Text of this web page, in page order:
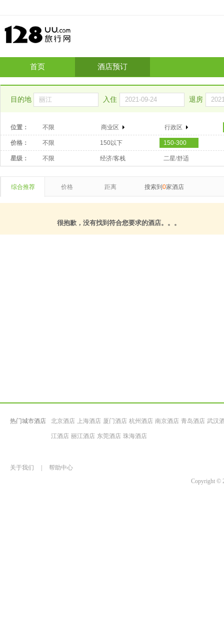
首页 酒店预订
目的地 入住 退房
位置： 不限 商业区 行政区
价格： 不限 150以下 150-300
星级： 不限 经济/客栈 二星/舒适
综合推荐 价格 距离 搜索到 0家酒店
很抱歉，没有找到符合您要求的酒店。。。
热门城市酒店 北京酒店 上海酒店 厦门酒店 杭州酒店 南京酒店 青岛酒店 武汉
江酒店 丽江酒店 东莞酒店 珠海酒店
关于我们
帮助中心
Copyright ©